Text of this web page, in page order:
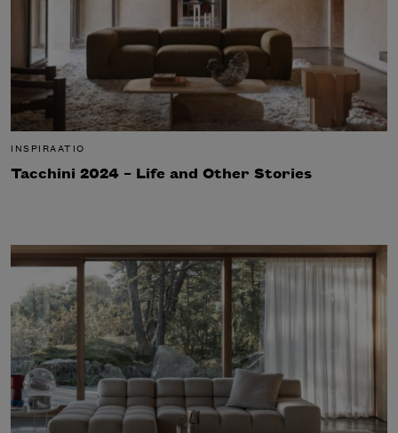
INSPIRAATIO
Tacchini 2024 – Life and Other Stories